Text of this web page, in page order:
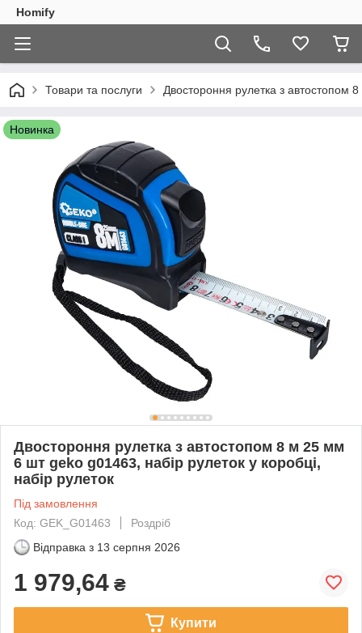
Homify
Товари та послуги Двостороння рулетка з автостопом
Новинка
Двостороння рулетка з автостопом 8 м 25 мм
6 шт geko g01463, набір рулеток у коробці,
набір рулеток
Під замовлення
Код: GEK_G01463
Роздріб
Відправка з 13 серпня 2026
1 979,64 ₴
Купити